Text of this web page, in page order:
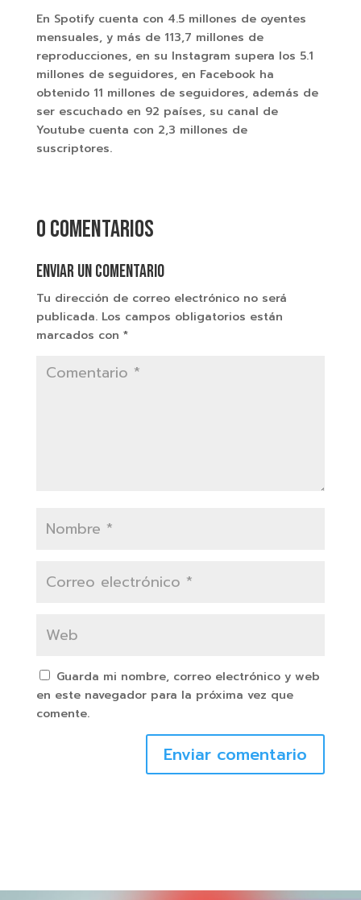
En Spotify cuenta con 4.5 millones de oyentes
mensuales, y más de 113,7 millones de
reproducciones, en su Instagram supera los 5.1
millones de seguidores, en Facebook ha
obtenido 11 millones de seguidores, además de
ser escuchado en 92 países, su canal de
Youtube cuenta con 2,3 millones de
suscriptores.
0 comentarios
Enviar un comentario
Tu dirección de correo electrónico no será
publicada. Los campos obligatorios están
marcados con *
Guarda mi nombre, correo electrónico y web
en este navegador para la próxima vez que
comente.
Enviar comentario